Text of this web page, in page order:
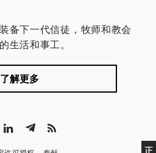
正
备下一代信徒，牧师和教会
生活和事工。
了解更多